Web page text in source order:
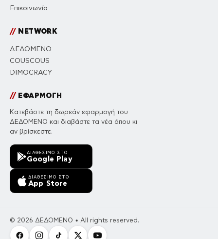
Επικοινωνία
//NETWORK
ΔΕΔΟΜΕΝΟ
COUSCOUS
DIMOCRACY
//ΕΦΑΡΜΟΓΗ
Κατεβάστε τη δωρεάν εφαρμογή του
ΔΕΔΟΜΕΝΟ και διαβάστε τα νέα όπου κι
αν βρίσκεστε.
ΔΙΑΘΈΣΙΜΟ ΣΤΟ
Google Play
ΔΙΑΘΈΣΙΜΟ ΣΤΟ
App Store
© 2026 ΔΕΔΟΜΕΝΟ • All rights reserved.